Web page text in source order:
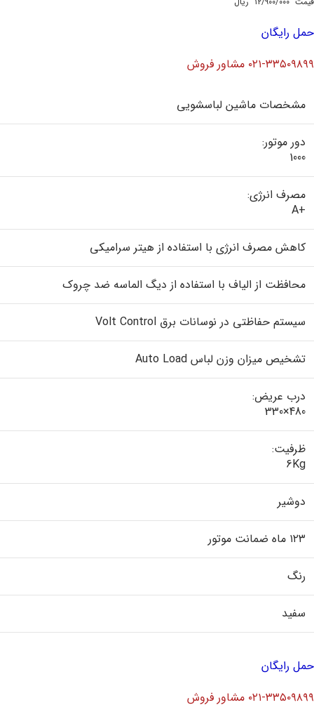
حمل رایگان
۰۲۱-۳۳۵۰۹۸۹۹ مشاور فروش
مشخصات ماشین لباسشویی
دور موتور:
1000
مصرف انرژی:
+A
کاهش مصرف انرژی با استفاده از هیتر سرامیکی
محافظت از الیاف با استفاده از دیگ الماسه ضد چروک
سیستم حفاظتی در نوسانات برق Volt Control
تشخیص میزان وزن لباس Auto Load
درب عریض:
480×330
ظرفیت:
6Kg
دوشیر
۱۲۳ ماه ضمانت موتور
رنگ
سفید
حمل رایگان
۰۲۱-۳۳۵۰۹۸۹۹ مشاور فروش